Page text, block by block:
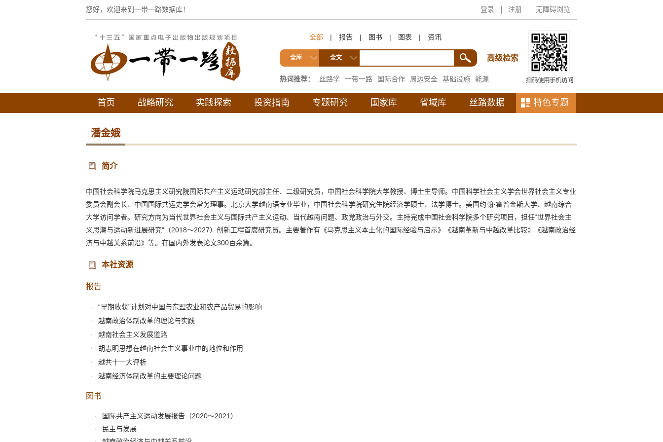
登录 注册 无障碍浏览
您好，欢迎来到一带一路数据库！
全部 | 报告 | 图书 | 图表 | 资讯
全库 全文 高级检索
热词推荐： 丝路学 一带一路 国际合作 周边安全 基础设施
能源
互联互通
首页 战略研究 实践探索 投资指南 专题研究 国家库 省域库 丝路数据 特色专题
潘金娥
简介
中国社会科学院马克思主义研究院国际共产主义运动研究部主任、二级研究员，中国社会科学院大学教授、博士生导师。中国科学社会主义学会世界社会主义专业
委员会副会长、中国国际共运史学会常务理事。北京大学越南语专业毕业，中国社会科学院研究生院经济学硕士、法学博士。美国约翰·霍普金斯大学、越南综合
大学访问学者。研究方向为当代世界社会主义与国际共产主义运动、当代越南问题、政党政治与外交。主持完成中国社会科学院多个研究项目，担任“世界社会主
义思潮与运动新进展研究”（2018～2027）创新工程首席研究员。主要著作有《马克思主义本土化的国际经验与启示》《越南革新与中越改革比较》《越南政治经
济与中越关系前沿》等。在国内外发表论文300百余篇。
本社资源
报告
“早期收获”计划对中国与东盟农业和农产品贸易的影响
越南政治体制改革的理论与实践
越南社会主义发展道路
胡志明思想在越南社会主义事业中的地位和作用
越共十一大评析
越南经济体制改革的主要理论问题
图书
国际共产主义运动发展报告（2020～2021）
民主与发展